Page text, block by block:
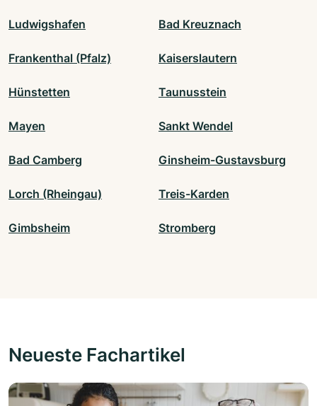
Ludwigshafen Bad Kreuznach
Frankenthal (Pfalz) Kaiserslautern
Hünstetten Taunusstein
Mayen Sankt Wendel
Bad Camberg Ginsheim-Gustavsburg
Lorch (Rheingau) Treis-Karden
Gimbsheim Stromberg
Neueste Fachartikel